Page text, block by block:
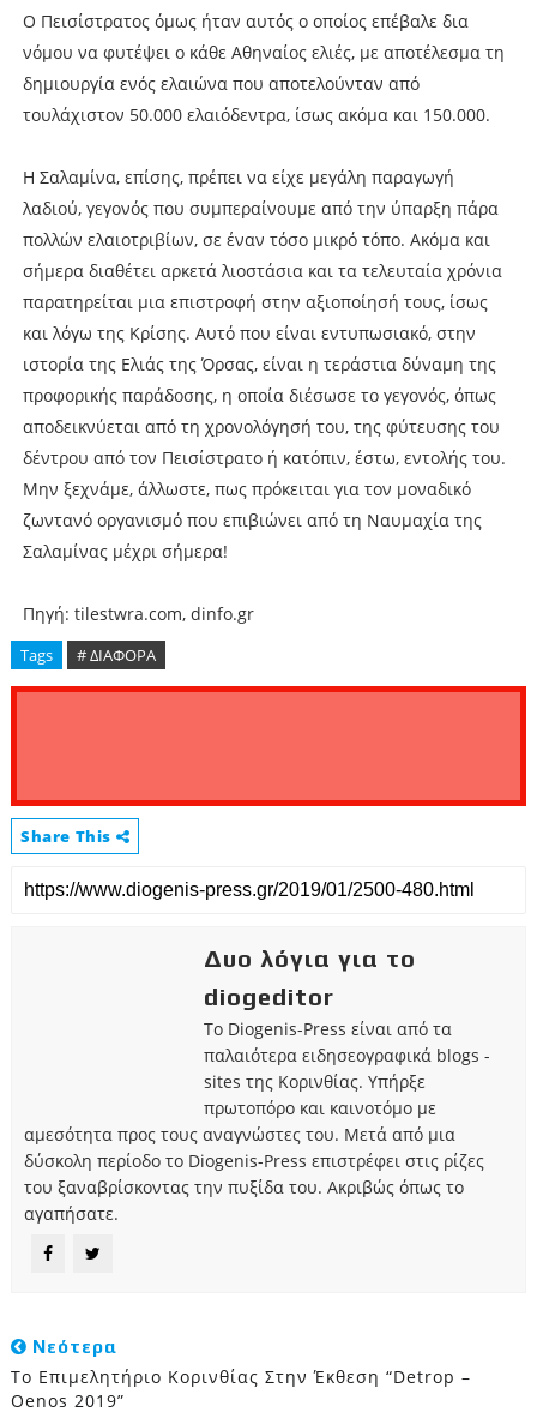
Ο Πεισίστρατος όμως ήταν αυτός ο οποίος επέβαλε δια
νόμου να φυτέψει ο κάθε Αθηναίος ελιές, με αποτέλεσμα τη
δημιουργία ενός ελαιώνα που αποτελούνταν από
τουλάχιστον 50.000 ελαιόδεντρα, ίσως ακόμα και 150.000.
Η Σαλαμίνα, επίσης, πρέπει να είχε μεγάλη παραγωγή
λαδιού, γεγονός που συμπεραίνουμε από την ύπαρξη πάρα
πολλών ελαιοτριβίων, σε έναν τόσο μικρό τόπο. Ακόμα και
σήμερα διαθέτει αρκετά λιοστάσια και τα τελευταία χρόνια
παρατηρείται μια επιστροφή στην αξιοποίησή τους, ίσως
και λόγω της Κρίσης. Αυτό που είναι εντυπωσιακό, στην
ιστορία της Ελιάς της Όρσας, είναι η τεράστια δύναμη της
προφορικής παράδοσης, η οποία διέσωσε το γεγονός, όπως
αποδεικνύεται από τη χρονολόγησή του, της φύτευσης του
δέντρου από τον Πεισίστρατο ή κατόπιν, έστω, εντολής του.
Μην ξεχνάμε, άλλωστε, πως πρόκειται για τον μοναδικό
ζωντανό οργανισμό που επιβιώνει από τη Ναυμαχία της
Σαλαμίνας μέχρι σήμερα!
Πηγή: tilestwra.com, dinfo.gr
Tags # ΔΙΑΦΟΡΑ
Share This
Δυο λόγια για το
diogeditor
Το Diogenis-Press είναι από τα
παλαιότερα ειδησεογραφικά blogs -
sites της Κορινθίας. Υπήρξε
πρωτοπόρο και καινοτόμο με
αμεσότητα προς τους αναγνώστες του. Μετά από μια
δύσκολη περίοδο το Diogenis-Press επιστρέφει στις ρίζες
του ξαναβρίσκοντας την πυξίδα του. Ακριβώς όπως το
αγαπήσατε.
Νεότερα
Το Επιμελητήριο Κορινθίας Στην Έκθεση “Detrop –
Oenos 2019”